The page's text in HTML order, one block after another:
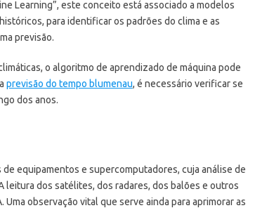
Learning”, este conceito está associado a modelos
para identificar os padrões do clima e as
previsão.
o algoritmo de aprendizado de máquina pode
previsão do tempo blumenau, é necessário verificar se
dos anos.
equipamentos e supercomputadores, cuja análise de
leitura dos satélites, dos radares, dos balões e outros
observação vital que serve ainda para aprimorar as